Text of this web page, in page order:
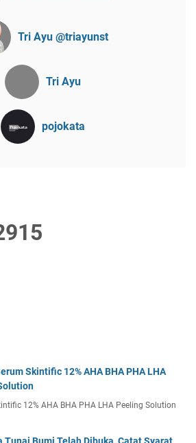
Tri Ayu @triayunst
Tri Ayu
pojokata
915
Skintific 12% AHA BHA PHA LHA
12% AHA BHA PHA LHA Peeling Solution